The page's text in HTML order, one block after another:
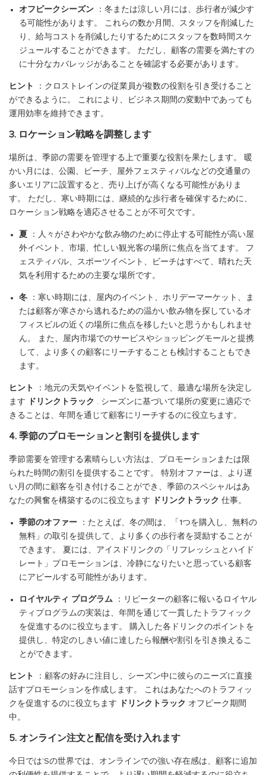
オフピークシーズン
：冬または涼しい月には、歩行者が減少す
る可能性があります。 これらの数か月間、スタッフを削減した
り、給与コストを削減したりするためにスタッフを数時間スケ
ジュールすることができます。 ただし、顧客の需要を満たすの
に十分なカバレッジがあることを確認する必要があります。
ヒント
：クロストレインの従業員が複数の役割を引き受けること
ができるように。 これにより、ビジネス期間の変動中であっても
運用効率を維持できます。
3. ロケーション戦略を調整します
場所は、季節の需要を管理する上で重要な役割を果たします。 暖
かい月には、公園、ビーチ、屋外フェスティバルなどの交通量の
多いエリアに設置すると、売り上げが高くなる可能性がありま
す。 ただし、寒い時期には、継続的な歩行者を確保するために、
ロケーション戦略を適応させることが不可欠です。
夏
：人々がさわやかな飲み物のために停止する可能性が高い屋
外イベント、市場、忙しい観光客の場所に焦点を当てます。 フ
ェスティバル、スポーツイベント、ビーチはすべて、晴れた天
気を利用するための主要な場所です。
冬
：寒い時期には、屋内のイベント、ホリデーマーケット、ま
たは顧客が寒さから逃れるための温かい飲み物を探しているオ
フィスビルの近くの場所に焦点を移したいと思うかもしれませ
ん。 また、屋内市場でのサービスやショッピングモールと提携
して、より多くの顧客にリーチすることも検討することもでき
ます。
ヒント
：地元の天気やイベントを監視して、最適な場所を決定し
ます
ドリンクトラック . シーズンに基づいて場所の変更に適応で
きることは、年間を通じて顧客にリーチするのに役立ちます。
4. 季節のプロモーションと割引を提供します
季節需要を管理する素晴らしい方法は、プロモーションまたは限
られた時間の割引を提供することです。 特別オファーは、より遅
い月の間に顧客を引き付けることができ、季節のスペシャルはあ
なたの興奮を構築するのに役立ちます
ドリンクトラック 仕事。
季節のオファー
：たとえば、冬の間は、「1つを購入し、無料の
無料」の取引を提供して、より多くの歩行者を奨励することが
できます。 夏には、アイスドリンクの「リフレッシュとハイド
レート」プロモーションは、冷静になりたいと思っている顧客
にアピールする可能性があります。
ロイヤルティ プログラム
：リピーターの顧客に報いるロイヤル
ティプログラムの実装は、年間を通じて一貫したトラフィック
を促進するのに役立ちます。 購入した各ドリンクのポイントを
提供し、特定のしきい値に達したら報酬や割引を引き換えるこ
とができます。
ヒント
：顧客の好みに注目し、シーズン中に彼らのニーズに直接
話すプロモーションを作成します。 これはあなたへのトラフィッ
クを促進するのに役立ちます
ドリンクトラック オフピーク期間
中。
5. オンライン注文と配信を受け入れます
今日では’Sの世界では、オンラインでの強い存在感は、顧客に追加